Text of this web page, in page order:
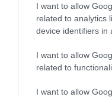
I want to allow
related to analytics
device identifiers in
I want to allow
related to
I want to allow